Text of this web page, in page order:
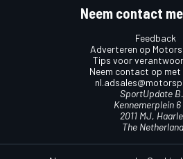
Neem contact
Feedback
Adverteren op
Tips voor
Neem contact op
SportUpdate
Kennemerplein 6
2011 MJ,
The